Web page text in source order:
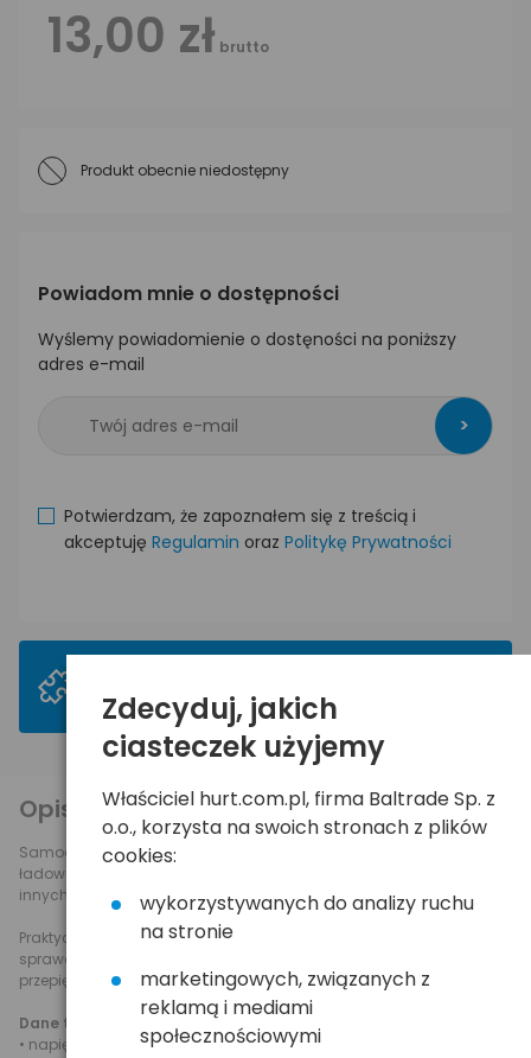
13,00 zł brutto
Produkt obecnie niedostępny
Powiadom mnie o dostępności
Wyślemy powiadomienie o dostęności na poniższy
adres e-mail
>
Potwierdzam, że zapoznałem się z treścią i
akceptuję Regulamin oraz Politykę Prywatności
Opis produktu
Samochodowa ładowarka mini USB o mocy 1000 mA. Umożliwia
ładowanie większości telefonów, odtwarzaczy mp3/mp4, oraz
innych urządzeń ładowanych przez port mini USB.
Praktyczny spiralny kabel o długości 1,2m (po rozciągnięciu) świetnie
sprawdza się w samochodzie. Posiada zabezpieczenie
przepięciowe i przed przeładowaniem.
Dane techniczne:
• napięcie wejściowe: 12-24V DC
Zdecyduj, jakich
ciasteczek użyjemy
Właściciel hurt.com.pl, firma Baltrade Sp. z
o.o., korzysta na swoich stronach z plików
cookies:
wykorzystywanych do analizy ruchu
na stronie
marketingowych, związanych z
reklamą i mediami
społecznościowymi